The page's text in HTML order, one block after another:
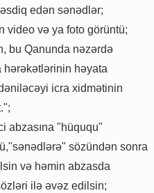
edən sənədlər;
video və ya foto görüntü;
bu Qanunda nəzərdə
həyata
icra xidmətinin
abzasına "hüququ"
sözündən sonra
və həmin abzasda
ilə əvəz edilsin;